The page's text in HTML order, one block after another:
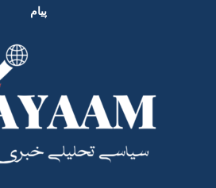
پیام